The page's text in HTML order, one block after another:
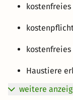
kostenfreies
Haustiere
weitere